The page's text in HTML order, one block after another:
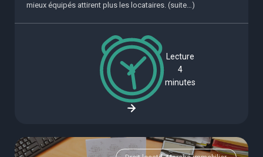
mieux équipés attirent plus les locataires. (suite…)
Lecture
4
minutes